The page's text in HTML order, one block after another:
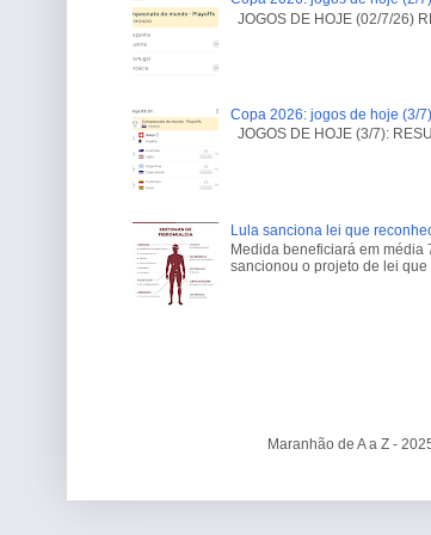
JOGOS DE HOJE (02/7/26)
Copa 2026: jogos de hoje (3/
JOGOS DE HOJE (3/7):
Lula sanciona lei que
Medida beneficiará em
sancionou o projeto de lei
Maranhão de A a Z -